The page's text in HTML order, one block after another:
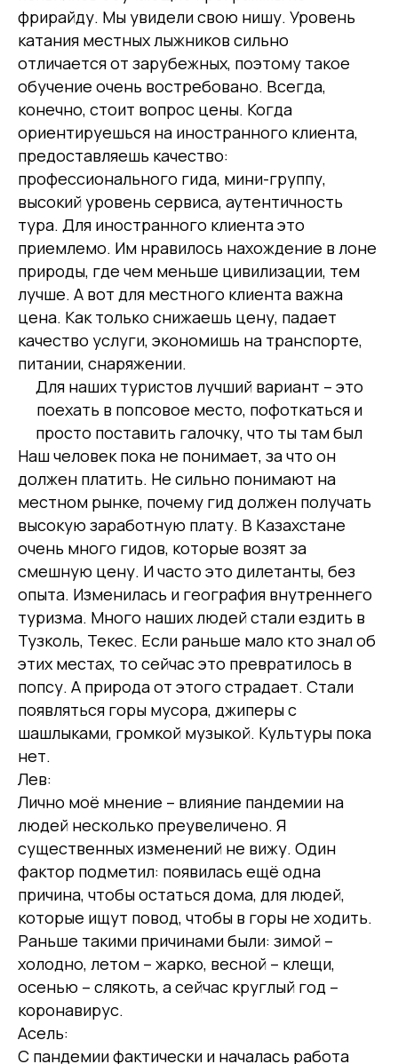
фрирайду. Мы увидели свою нишу. Уровень
катания местных лыжников сильно
отличается от зарубежных, поэтому такое
обучение очень востребовано. Всегда,
конечно, стоит вопрос цены. Когда
ориентируешься на иностранного клиента,
предоставляешь качество:
профессионального гида, мини-группу,
высокий уровень сервиса, аутентичность
тура. Для иностранного клиента это
приемлемо. Им нравилось нахождение в лоне
природы, где чем меньше цивилизации, тем
лучше. А вот для местного клиента важна
цена. Как только снижаешь цену, падает
качество услуги, экономишь на транспорте,
питании, снаряжении.
Для наших туристов лучший вариант – это
поехать в попсовое место, пофоткаться и
просто поставить галочку, что ты там был
Наш человек пока не понимает, за что он
должен платить. Не сильно понимают на
местном рынке, почему гид должен получать
высокую заработную плату. В Казахстане
очень много гидов, которые возят за
смешную цену. И часто это дилетанты, без
опыта. Изменилась и география внутреннего
туризма. Много наших людей стали ездить в
Тузколь, Текес. Если раньше мало кто знал об
этих местах, то сейчас это превратилось в
попсу. А природа от этого страдает. Стали
появляться горы мусора, джиперы с
шашлыками, громкой музыкой. Культуры пока
нет.
Лев:
Лично моё мнение – влияние пандемии на
людей несколько преувеличено. Я
существенных изменений не вижу. Один
фактор подметил: появилась ещё одна
причина, чтобы остаться дома, для людей,
которые ищут повод, чтобы в горы не ходить.
Раньше такими причинами были: зимой –
холодно, летом – жарко, весной – клещи,
осенью – слякоть, а сейчас круглый год –
коронавирус.
Асель:
С пандемии фактически и началась работа